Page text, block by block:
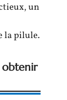
un
la pilule.
obtenir